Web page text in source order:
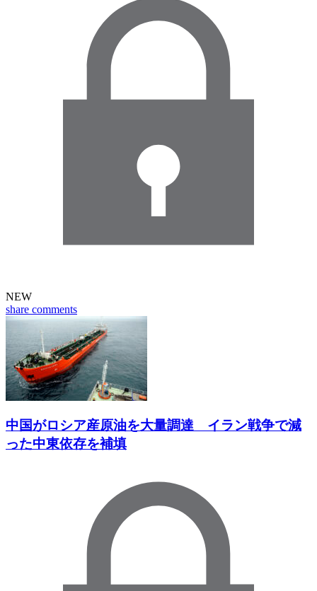
NEW
share comments
中国がロシア産原油を大量調達 イラン戦争で減
った中東依存を補填